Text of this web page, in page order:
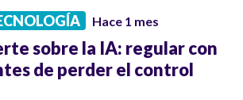
Hace 1 mes
sobre la IA: regular con
de perder el control